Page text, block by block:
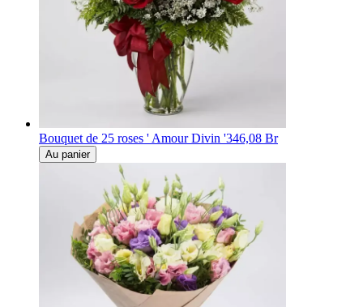
Bouquet de 25 roses ' Amour Divin '346,08 Br
Au panier